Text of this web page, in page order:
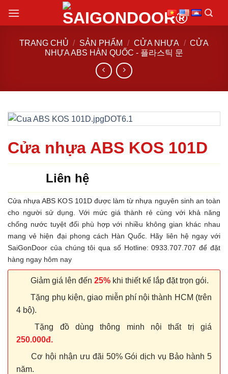
đến
TRANG CHỦ / SẢN PHẨM / CỬA NHỰA / CỬA
NHỰA ABS HÀN QUỐC - 플라스틱 문
Cửa nhựa ABS KOS 101D
Liên hệ
Cửa nhựa ABS KOS 101D được làm từ nhựa nguyên sinh an toàn
cho người sử dụng. Với mức giá thành rẻ cùng với khả năng
chống nước tuyệt đối phù hợp với nhiều không gian khác nhau
mang vẻ hiện đại phong cách Hàn Quốc. Hãy liên hệ ngay với
SaiGonDoor của chúng tôi qua số Hotline: 0933.707.707 để đặt
hàng ngay hôm nay
Giảm giá lên đến 25% khi thiết kế lắp đặt trọn gói.
Tặng phụ kiện, giao miễn phí nội thành HCM (trên
4 bộ).
Tặng đồ dùng thông minh nội thất trị giá
250.000đ.
Cơ hội nhận ưu đãi 50% Gói dịch vụ Bảo hành 5
năm.